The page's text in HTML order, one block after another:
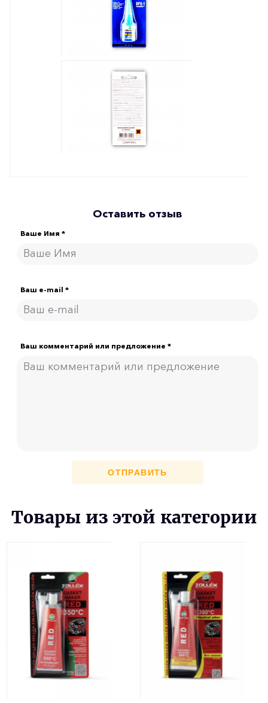
Оставить отзыв
Ваше Имя *
Ваш e-mail *
Ваш комментарий или предложение *
ОТПРАВИТЬ
Товары из этой категории